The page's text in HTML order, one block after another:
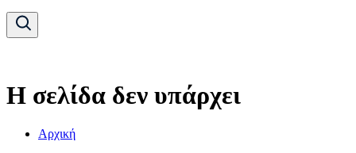
Η σελίδα δεν υπάρχει
Αρχική